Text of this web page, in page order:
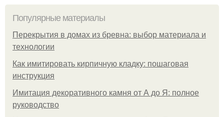
Популярные материалы
Перекрытия в домах из бревна: выбор материала и
технологии
Как имитировать кирпичную кладку: пошаговая
инструкция
Имитация декоративного камня от А до Я: полное
руководство